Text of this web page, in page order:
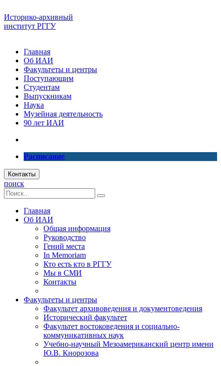
Историко-архивный
институт РГГУ
Главная
Об ИАИ
Факультеты и центры
Поступающим
Студентам
Выпускникам
Наука
Музейная деятельность
90 лет ИАИ
Расписание
Контакты
поиск
Главная
Об ИАИ
Общая информация
Руководство
Гений места
In Memoriam
Кто есть кто в РГГУ
Мы в СМИ
Контакты
Факультеты и центры
Факультет архивоведения и документоведения
Исторический факультет
Факультет востоковедения и социально-
коммуникативных наук
Учебно-научный Мезоамериканский центр имени
Ю.В. Кнорозова